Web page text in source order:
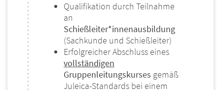
Qualifikation durch Teilnahme
an
Schießleiter*innenausbildung
(Sachkunde und Schießleiter)
Erfolgreicher Abschluss eines
vollständigen
Gruppenleitungskurses gemäß
Juleica-Standards bei einem